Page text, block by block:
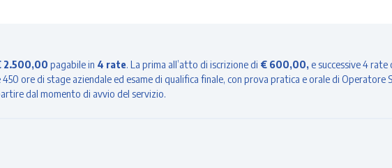
2.500,00 pagabile in 4 rate. La prima all’atto di iscrizione di € 600,00,e successive 4 rate
ore di stage aziendale ed esame di qualifica finale, con prova pratica e orale di
dal momento di avvio del servizio.